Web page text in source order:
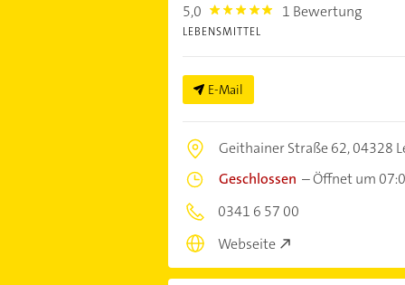
5,0 5.0 1 Bewertung
LEBENSMITTEL
E-Mail
Geithainer Straße 62,04328
Geschlossen –Öffnet um
0341 6 57 00
Webseite